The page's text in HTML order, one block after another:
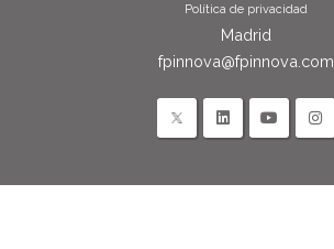
Política de privacidad
Madrid
fpinnova@fpinnova.com